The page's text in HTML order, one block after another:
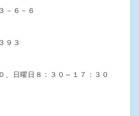
－６－６
９３
、日曜日８：３０～１７：３０